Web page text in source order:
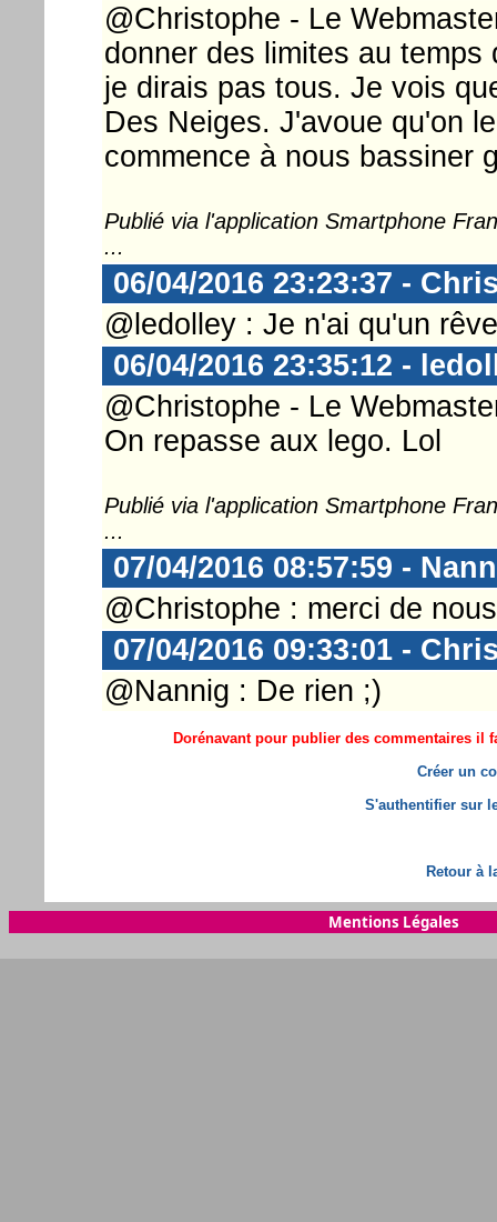
@Christophe - Le
donner des limites au
je dirais pas tous. Je vois
Des Neiges. J'avoue qu'on
commence à nous bassiner
Publié via l'application Smartphone
...
06/04/2016 23:23:37 -
@ledolley : Je n'ai qu'un
06/04/2016 23:35:12 -
@Christophe - Le
On repasse aux lego. Lol
Publié via l'application Smartphone
...
07/04/2016 08:57:59 -
@Christophe : merci de
07/04/2016 09:33:01 -
@Nannig : De rien ;)
Dorénavant pour publier des commentaires il
Créer un
S'authentifier sur
Retour à
Mentions Légales